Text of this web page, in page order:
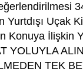
Yurtdışı Uçak
Konuya İlişkin
YOLUYLA
TEK